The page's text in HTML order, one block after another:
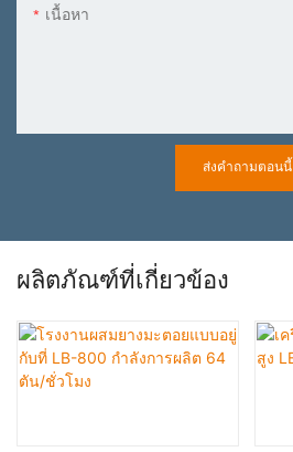
เนื้อหา
ส่งคำถามตอนนี้
ผลิตภัณฑ์ที่เกี่ยวข้อง